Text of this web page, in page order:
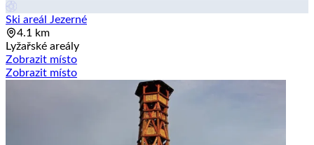
Ski areál Jezerné
4.1 km
Lyžařské areály
Zobrazit místo
Zobrazit místo